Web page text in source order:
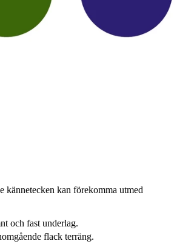
kännetecken kan förekomma utmed
och fast underlag.
flack terräng.